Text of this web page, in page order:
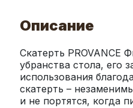
Описание
Скатерть PROVANCE
убранства стола, его
использования
скатерть –
и не портятся, когда